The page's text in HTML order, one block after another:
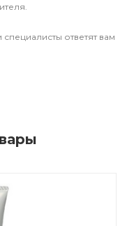
ответят вам